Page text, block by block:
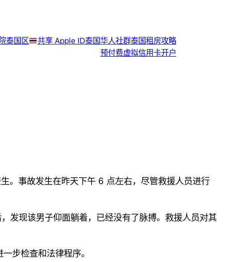
泰国区 共享 Apple ID泰国华人社群泰国租房攻略
预付费虚拟信用卡开户
。事故发生在昨天下午 6 点左右，尽管救援人员进行
发现该男子仰面躺着， 已经没有了脉搏。救援人员对其
步检查和法律程序。